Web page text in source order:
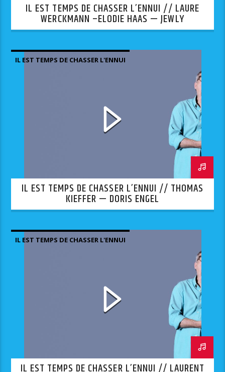
IL EST TEMPS DE CHASSER L’ENNUI // LAURE
WERCKMANN –ELODIE HAAS — JEWLY
IL EST TEMPS DE CHASSER L'ENNUI
IL EST TEMPS DE CHASSER L’ENNUI // THOMAS
KIEFFER — DORIS ENGEL
IL EST TEMPS DE CHASSER L'ENNUI
IL EST TEMPS DE CHASSER L’ENNUI // LAURENT